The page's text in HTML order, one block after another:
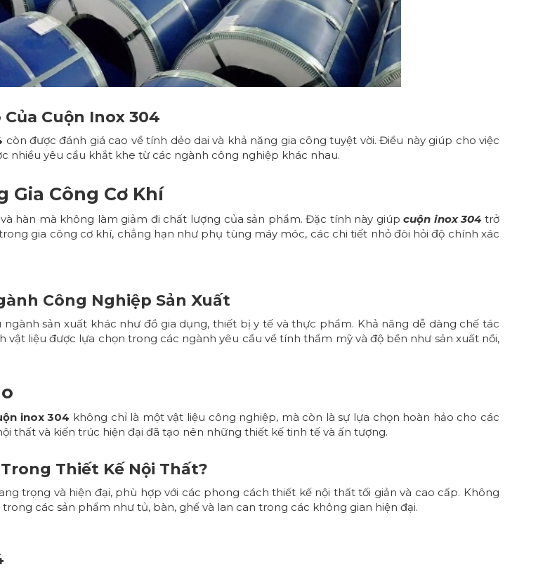
Cuộn Inox 304
còn được đánh giá cao về tính dẻo dai và khả năng gia công tuyệt vời. Điều này giúp cho việc
nhiều yêu cầu khắt khe từ các ngành công nghiệp khác nhau.
Gia Công Cơ Khí
hàn mà không làm giảm đi chất lượng của sản phẩm. Đặc tính này giúpcuộn inox 304trở
gia công cơ khí, chẳng hạn như phụ tùng máy móc, các chi tiết nhỏ đòi hỏi độ chính xác
Công Nghiệp Sản Xuất
sản xuất khác như đồ gia dụng, thiết bị y tế và thực phẩm. Khả năng dễ dàng chế tác
vật liệu được lựa chọn trong các ngành yêu cầu về tính thẩm mỹ và độ bền như sản xuất nồi,
inox 304 không chỉ là một vật liệu công nghiệp, mà còn là sự lựa chọn hoàn hảo cho các
thất và kiến trúc hiện đại đã tạo nên những thiết kế tinh tế và ấn tượng.
Thiết Kế Nội Thất?
trọng và hiện đại, phù hợp với các phong cách thiết kế nội thất tối giản và cao cấp. Không
trong các sản phẩm như tủ, bàn, ghế và lan can trong các không gian hiện đại.